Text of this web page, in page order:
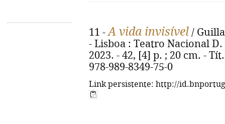
11 -A vida invisível /
- Lisboa : Teatro Nacional
2023. - 42, [4] p. ; 20 cm. -
978-989-8349-75-0
Link persistente: http://